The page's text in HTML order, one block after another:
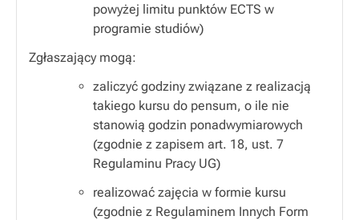
powyżej limitu punktów ECTS w
programie studiów)
Zgłaszający mogą:
zaliczyć godziny związane z realizacją
takiego kursu do pensum, o ile nie
stanowią godzin ponadwymiarowych
(zgodnie z zapisem art. 18, ust. 7
Regulaminu Pracy UG)
realizować zajęcia w formie kursu
(zgodnie z Regulaminem Innych Form